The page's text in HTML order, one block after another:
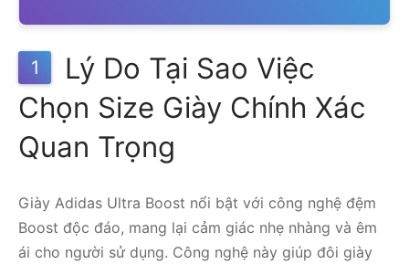
1
Lý Do Tại Sao Việc
Chọn Size Giày Chính Xác
Quan Trọng
Giày Adidas Ultra Boost nổi bật với công nghệ đệm
Boost độc đáo, mang lại cảm giác nhẹ nhàng và êm
ái cho người sử dụng. Công nghệ này giúp đôi giày